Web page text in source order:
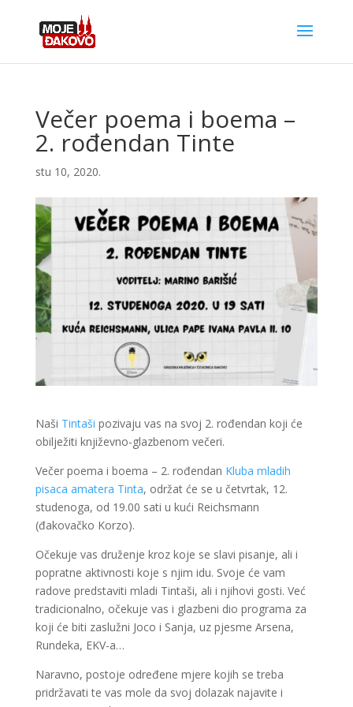
Večer poema i boema –
2. rođendan Tinte
stu 10, 2020.
Naši Tintaši pozivaju vas na svoj 2. rođendan koji će
obilježiti književno-glazbenom večeri.
Večer poema i boema – 2. rođendan Kluba mladih
pisaca amatera Tinta, održat će se u četvrtak, 12.
studenoga, od 19.00 sati u kući Reichsmann
(đakovačko Korzo).
Očekuje vas druženje kroz koje se slavi pisanje, ali i
popratne aktivnosti koje s njim idu. Svoje će vam
radove predstaviti mladi Tintaši, ali i njihovi gosti. Već
tradicionalno, očekuje vas i glazbeni dio programa za
koji će biti zaslužni Joco i Sanja, uz pjesme Arsena,
Rundeka, EKV-a…
Naravno, postoje određene mjere kojih se treba
pridržavati te vas mole da svoj dolazak najavite i